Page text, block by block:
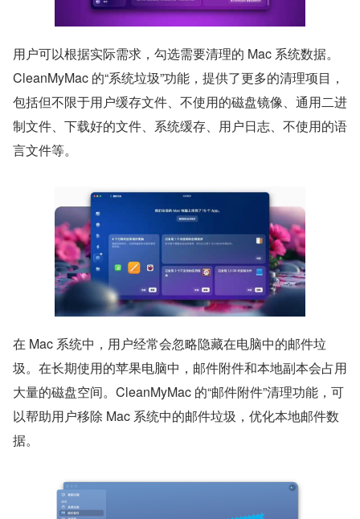
用户可以根据实际需求，勾选需要清理的 Mac 系统数据。
CleanMyMac 的“系统垃圾”功能，提供了更多的清理项目，
包括但不限于用户缓存文件、不使用的磁盘镜像、通用二进
制文件、下载好的文件、系统缓存、用户日志、不使用的语
言文件等。
在 Mac 系统中，用户经常会忽略隐藏在电脑中的邮件垃
圾。在长期使用的苹果电脑中，邮件附件和本地副本会占用
大量的磁盘空间。CleanMyMac 的“邮件附件”清理功能，可
以帮助用户移除 Mac 系统中的邮件垃圾，优化本地邮件数
据。